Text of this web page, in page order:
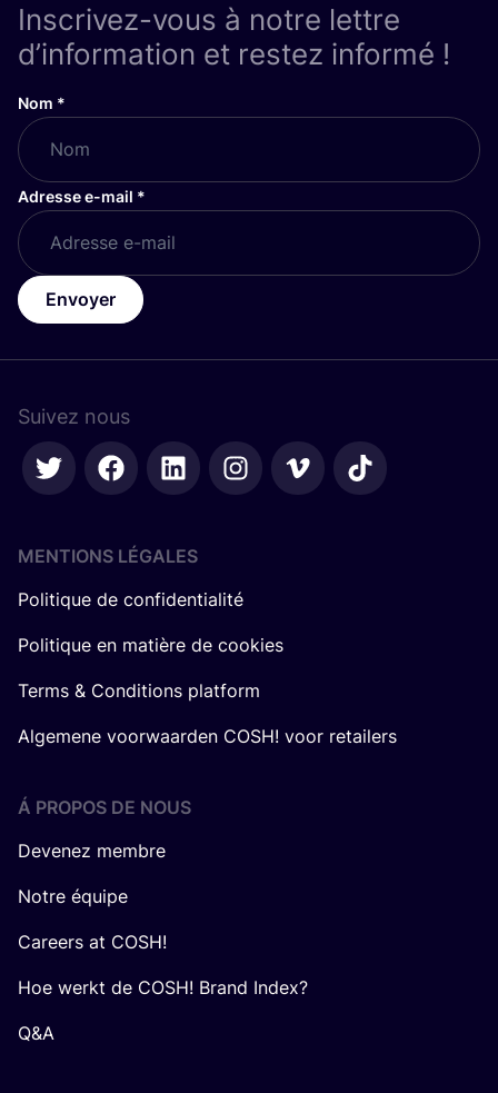
Inscrivez-vous à notre lettre
d’information et restez informé !
Nom *
Adresse e-mail *
Envoyer
Suivez nous
MENTIONS LÉGALES
Politique de confidentialité
Politique en matière de cookies
Terms & Conditions platform
Algemene voorwaarden COSH! voor retailers
Á PROPOS DE NOUS
Devenez membre
Notre équipe
Careers at COSH!
Hoe werkt de COSH! Brand Index?
Q&A